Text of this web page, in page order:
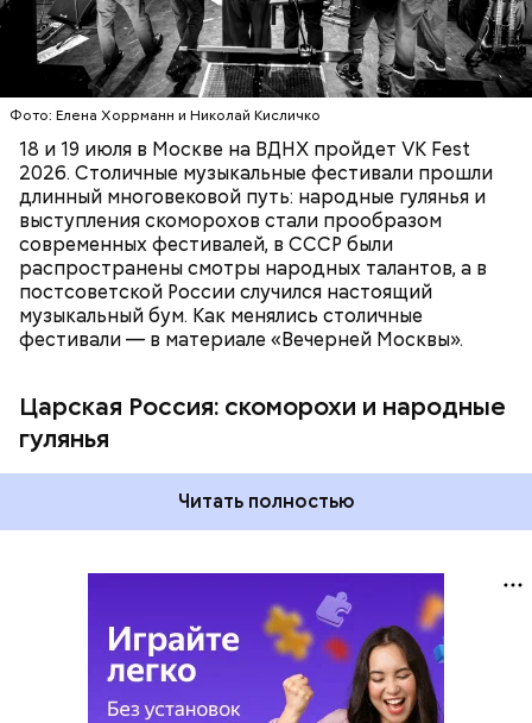
Фото: Елена Хоррманн и Николай Кисличко
18 и 19 июля в Москве на ВДНХ пройдет VK Fest
2026. Столичные музыкальные фестивали прошли
длинный многовековой путь: народные гулянья и
выступления скоморохов стали прообразом
современных фестивалей, в СССР были
распространены смотры народных талантов, а в
постсоветской России случился настоящий
музыкальный бум. Как менялись столичные
фестивали — в материале «Вечерней Москвы».
Царская Россия: скоморохи и народные
гулянья
Фото: public domain
Читать полностью
МОСКВА МУЗЫКА
ИСТОРИЯ
ФЕСТИВАЛИ